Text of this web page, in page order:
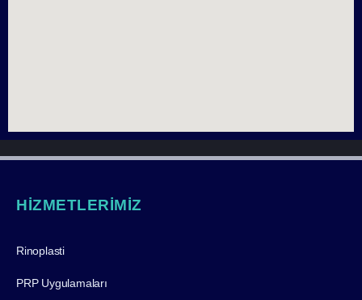
HİZMETLERİMİZ
Rinoplasti
PRP Uygulamaları